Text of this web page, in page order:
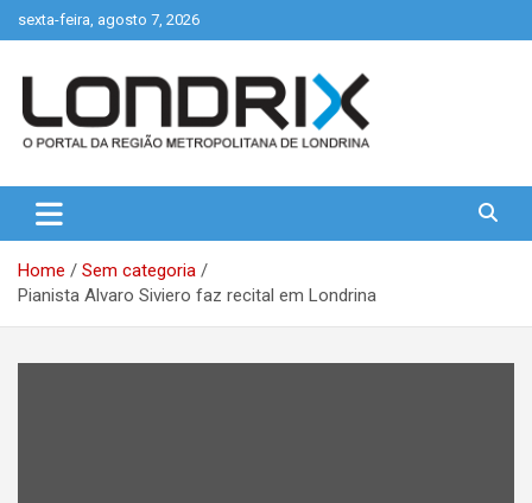
to
sexta-feira, agosto 7, 2026
Londrix
Home
Sem categoria
Pianista Alvaro Siviero faz recital em Londrina